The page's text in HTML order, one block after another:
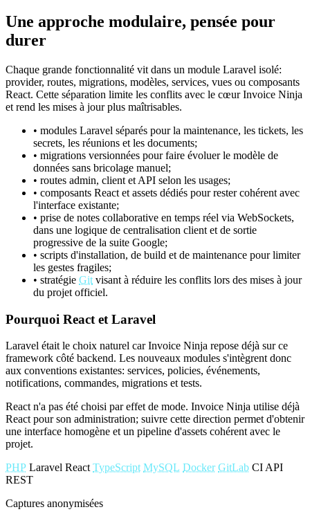
Une approche modulaire, pensée pour
durer
Chaque grande fonctionnalité vit dans un module Laravel isolé:
provider, routes, migrations, modèles, services, vues ou composants
React. Cette séparation limite les conflits avec le cœur Invoice Ninja
et rend les mises à jour plus maîtrisables.
• modules Laravel séparés pour la maintenance, les tickets, les
secrets, les réunions et les documents;
• migrations versionnées pour faire évoluer le modèle de
données sans bricolage manuel;
• routes admin, client et API selon les usages;
• composants React et assets dédiés pour rester cohérent avec
l'interface existante;
• prise de notes collaborative en temps réel via WebSockets,
dans une logique de centralisation client et de sortie
progressive de la suite Google;
• scripts d'installation, de build et de maintenance pour limiter
les gestes fragiles;
• stratégie Git visant à réduire les conflits lors des mises à jour
du projet officiel.
Pourquoi React et Laravel
Laravel était le choix naturel car Invoice Ninja repose déjà sur ce
framework côté backend. Les nouveaux modules s'intègrent donc
aux conventions existantes: services, policies, événements,
notifications, commandes, migrations et tests.
React n'a pas été choisi par effet de mode. Invoice Ninja utilise déjà
React pour son administration; suivre cette direction permet d'obtenir
une interface homogène et un pipeline d'assets cohérent avec le
projet.
PHP Laravel React TypeScript MySQL Docker GitLab CI API
REST
Captures anonymisées